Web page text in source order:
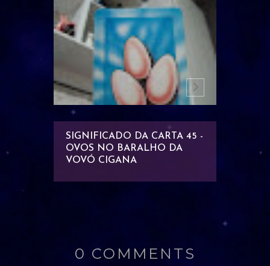
SIGNIFICADO DA CARTA 45 -
OVOS NO BARALHO DA
VOVÓ CIGANA
0 COMMENTS